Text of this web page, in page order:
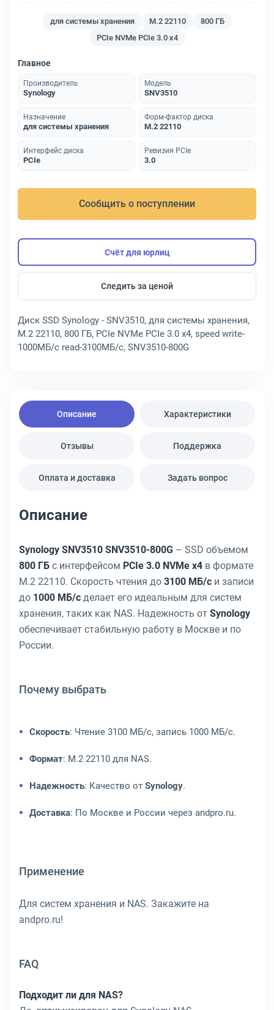
для системы хранения M.2 22110
800 ГБ
PCIe NVMe PCIe 3.0 x4
Главное
Производитель
Synology
Модель
SNV3510
Назначение
для системы хранения
Форм-фактор диска
M.2 22110
Интерфейс диска
PCIe
Ревизия PCIe
3.0
Сообщить о поступлении
Счёт для юрлиц
Следить за ценой
Диск SSD Synology - SNV3510, для системы хранения,
M.2 22110, 800 ГБ, PCIe NVMe PCIe 3.0 x4, speed write-
1000МБ/с read-3100МБ/с, SNV3510-800G
Описание Характеристики
Отзывы Поддержка
Оплата и доставка Задать вопрос
Описание
Synology SNV3510 SNV3510-800G – SSD объемом
800 ГБ с интерфейсом PCIe 3.0 NVMe x4 в формате
M.2 22110. Скорость чтения до 3100 МБ/с и записи
до 1000 МБ/с делает его идеальным для систем
хранения, таких как NAS. Надежность от Synology
обеспечивает стабильную работу в Москве и по
России.
Почему выбрать
Скорость: Чтение 3100 МБ/с, запись 1000 МБ/с.
Формат: M.2 22110 для NAS.
Надежность: Качество от Synology.
Доставка: По Москве и России через andpro.ru.
Применение
Для систем хранения и NAS. Закажите на
andpro.ru!
FAQ
Подходит ли для NAS?